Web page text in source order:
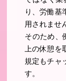
り、労働基
用されませ
そのため
上の休憩
規定もチャ
す。